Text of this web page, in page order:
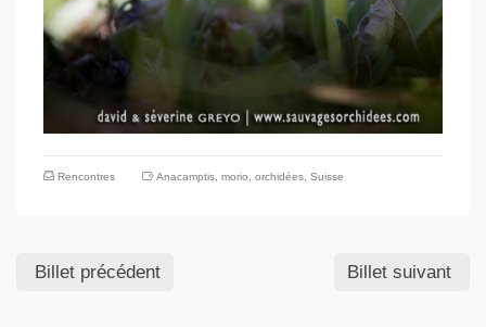
Rencontres Anacamptis, morio, orchidées, Suisse
Billet précédent Billet suivant